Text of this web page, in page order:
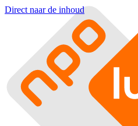
Direct naar de inhoud